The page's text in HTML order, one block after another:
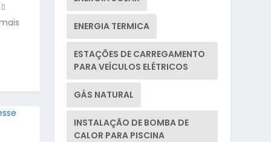
ENERGIA TERMICA
ESTAÇÕES DE CARREGAMENTO
PARA VEÍCULOS ELÉTRICOS
GÁS NATURAL
INSTALAÇÃO DE BOMBA DE
CALOR PARA PISCINA